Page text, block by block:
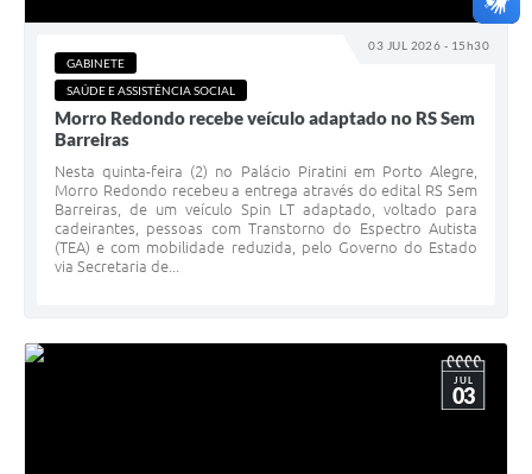
03 JUL 2026 - 15h30
GABINETE
SAÚDE E ASSISTÊNCIA SOCIAL
Morro Redondo recebe veículo adaptado no RS Sem
Barreiras
Nesta quinta-feira (2) no Palácio Piratini em Porto Alegre,
Morro Redondo recebeu a entrega através do edital RS Sem
Barreiras, de um veículo Spin LT adaptado, voltado para
cadeirantes, pessoas com Transtorno do Espectro Autista
(TEA) e com mobilidade reduzida, pelo Governo do Estado
via Secretaria de...
JUL
03